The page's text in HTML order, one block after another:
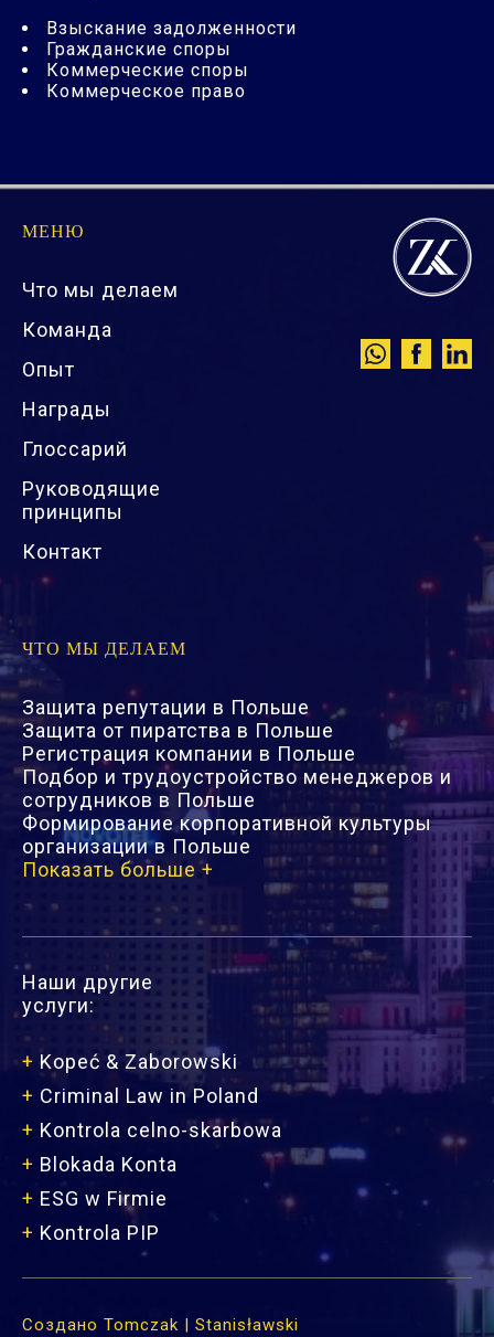
Взыскание задолженности
Гражданские споры
Коммерческие споры
Коммерческое право
МЕНЮ
Что мы делаем
Команда
Опыт
Награды
Глоссарий
Руководящие
принципы
Контакт
ЧТО МЫ ДЕЛАЕМ
Защита репутации в Польше
Защита от пиратства в Польше
Регистрация компании в Польше
Подбор и трудоустройство менеджеров и
сотрудников в Польше
Формирование корпоративной культуры
организации в Польше
Показать больше +
Наши другие
услуги:
+ Kopeć & Zaborowski
+ Criminal Law in Poland
+ Kontrola celno-skarbowa
+ Blokada Konta
+ ESG w Firmie
+ Kontrola PIP
Создано Tomczak | Stanisławski